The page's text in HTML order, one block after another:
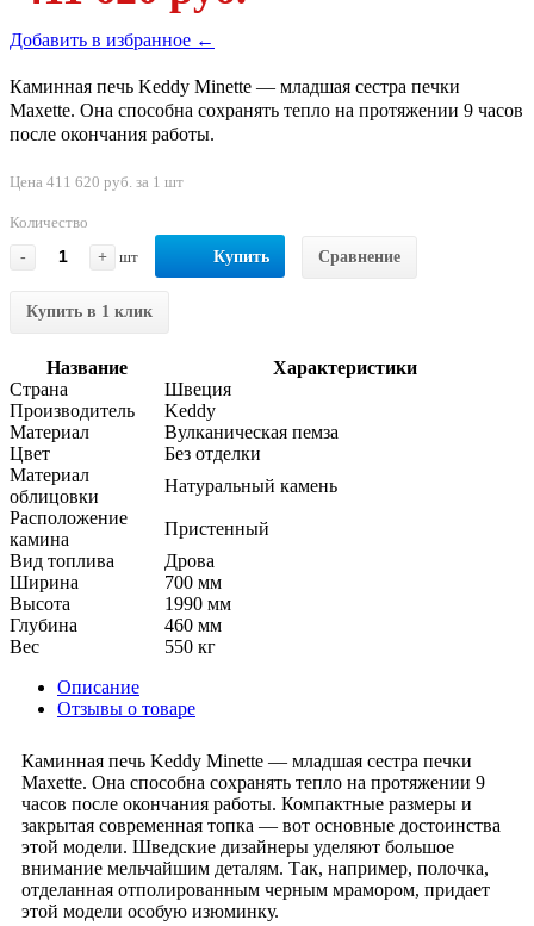
Добавить в избранное ←
Каминная печь Keddy Minette — младшая сестра печки
Maxette. Она способна сохранять тепло на протяжении 9 часов
после окончания работы.
Цена 411 620 руб. за 1 шт
Количество
-
+ шт Купить Сравнение
Купить в 1 клик
Название
Характеристики
Страна
Швеция
Производитель
Keddy
Материал
Вулканическая пемза
Цвет
Без отделки
Материал
облицовки
Натуральный камень
Расположение
камина
Пристенный
Вид топлива
Дрова
Ширина
700 мм
Высота
1990 мм
Глубина
460 мм
Вес
550 кг
Описание
Отзывы о товаре
Каминная печь Keddy Minette — младшая сестра печки
Maxette. Она способна сохранять тепло на протяжении 9
часов после окончания работы. Компактные размеры и
закрытая современная топка — вот основные достоинства
этой модели. Шведские дизайнеры уделяют большое
внимание мельчайшим деталям. Так, например, полочка,
отделанная отполированным черным мрамором, придает
этой модели особую изюминку.